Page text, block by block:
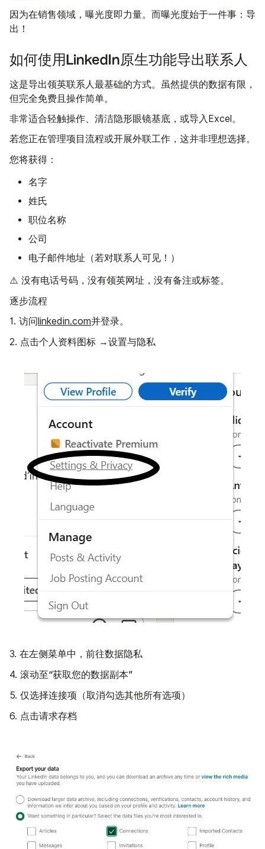
因为在销售领域， 曝光度即力量。而曝光度始于一件事：导
出！
如何使用LinkedIn原生功能导出联系人
这是导出领英联系人最基础的方式。虽然提供的数据有限，
但完全免费且操作简单。
非常适合轻触操作、清洁隐形眼镜基底，或导入Excel。
若您正在管理项目流程或开展外联工作，这并非理想选择。
您将获得：
名字
姓氏
职位名称
公司
电子邮件地址（若对联系人可见！）
⚠️ 没有电话号码，没有领英网址，没有备注或标签。
逐步流程
1. 访问linkedin.com并登录。
2. 点击个人资料图标 →设置与隐私
3. 在左侧菜单中，前往数据隐私
4. 滚动至“获取您的数据副本”
5. 仅选择连接项 （取消勾选其他所有选项）
6. 点击请求存档